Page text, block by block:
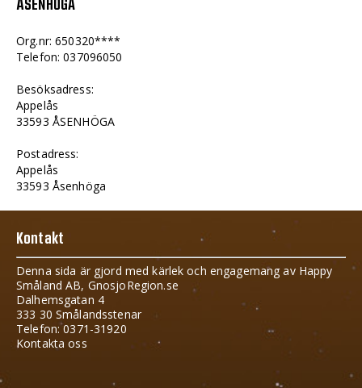
ÅSENHÖGA
Org.nr: 650320****
Telefon: 037096050
Besöksadress:
Appelås
33593 ÅSENHÖGA
Postadress:
Appelås
33593 Åsenhöga
Kontakt
Denna sida är gjord med kärlek och engagemang av Happy
Småland AB, GnosjoRegion.se
Dalhemsgatan 4
333 30 Smålandsstenar
Telefon: 0371-31920
Kontakta oss